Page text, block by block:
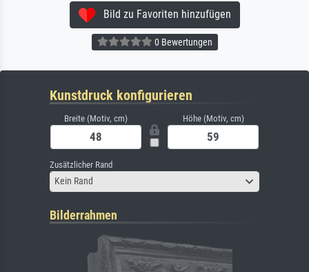
Bild zu Favoriten hinzufügen
0 Bewertungen
Kunstdruck konfigurieren
Breite (Motiv, cm) Höhe (Motiv, cm)
Zusätzlicher Rand
Kein Rand
Bilderrahmen